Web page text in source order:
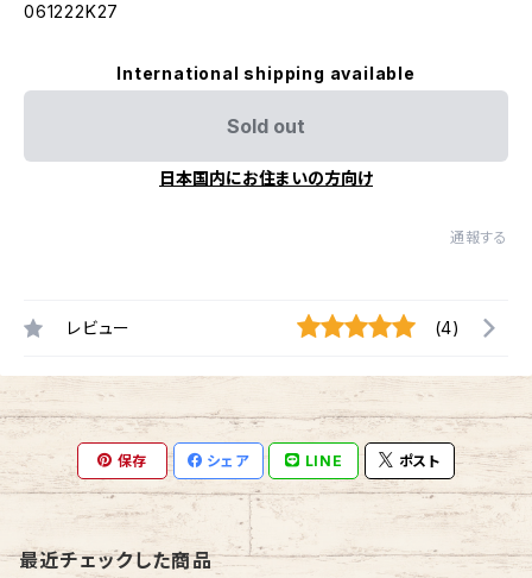
061222K27
International shipping available
Sold out
日本国内にお住まいの方向け
通報する
レビュー (4)
保存 シェア LINE ポスト
最近チェックした商品